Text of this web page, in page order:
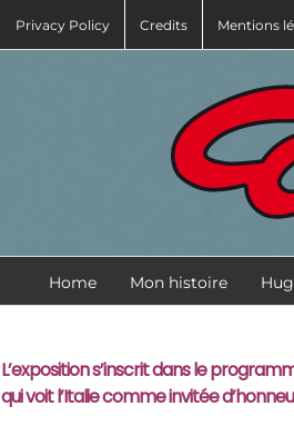
Privacy Policy Credits Mentions
Home Mon histoire
L’exposition s’inscrit dans le
qui voit l’Italie comme invitée